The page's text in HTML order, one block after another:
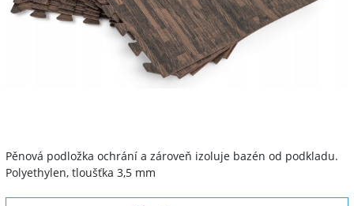
Pěnová podložka ochrání a zároveň izoluje bazén od podkladu.
Polyethylen, tloušťka 3,5 mm